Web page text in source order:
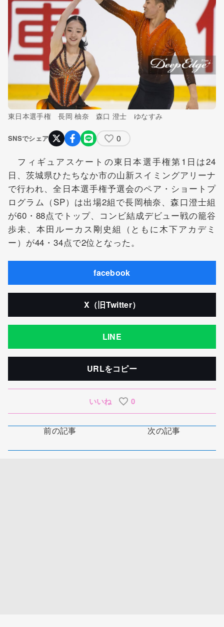
東日本選手権 長岡 柚奈 森口 澄士 ゆなすみ
SNSでシェア 0
フィギュアスケートの東日本選手権第1日は24
日、茨城県ひたちなか市の山新スイミングアリーナ
で行われ、全日本選手権予選会のペア・ショートプ
ログラム（SP）は出場2組で長岡柚奈、森口澄士組
が60・88点でトップ、コンビ結成デビュー戦の籠谷
歩未 、 本田ルーカス剛史組（ともに木下アカデミ
ー）が44・34点で2位となった。
facebook
X（旧Twitter）
LINE
URLをコピー
いいね 0
前の記事 次の記事